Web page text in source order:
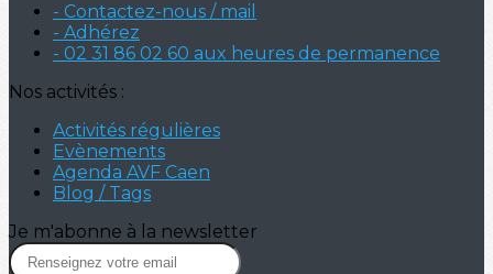
- Contactez-nous / mail
- Adhérez
- 02 31 86 02 60 aux heures de permanence
Nos activités :
Activités régulières
Evènements
Agenda AVF Caen
Blog / Tags
Je m'abonne à la newsletter